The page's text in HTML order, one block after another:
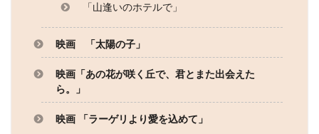
「山逢いのホテルで」
映画 「太陽の子」
映画「あの花が咲く丘で、君とまた出会えた
ら。」
映画 「ラーゲリより愛を込めて」